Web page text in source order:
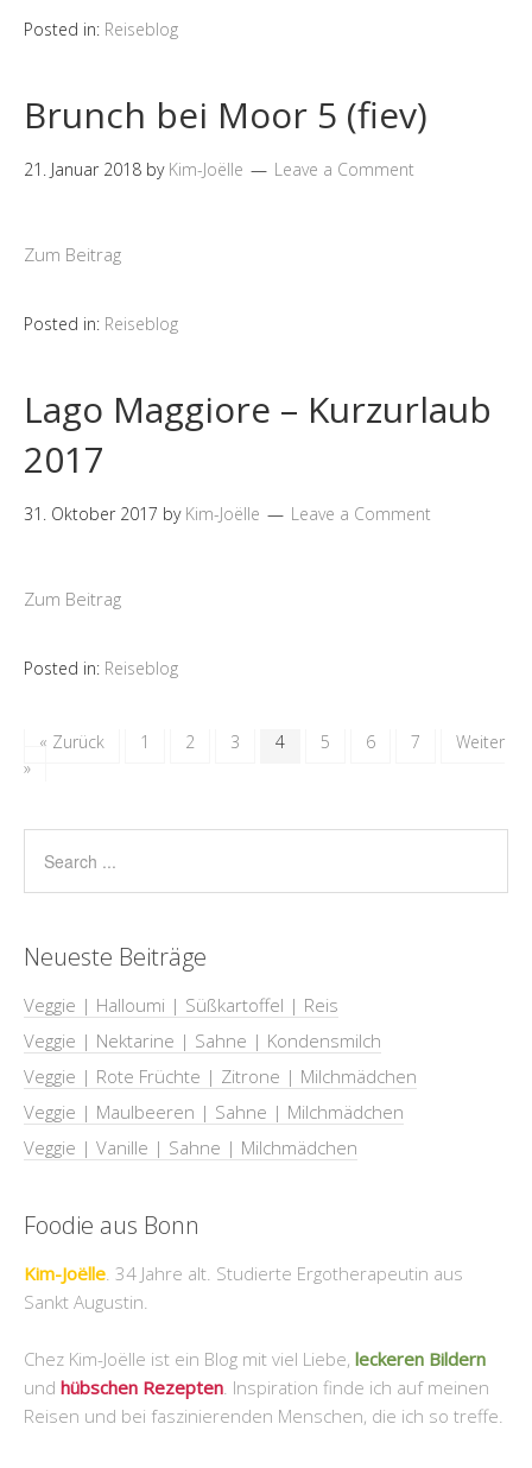
Posted in: Reiseblog
Brunch bei Moor 5 (fiev)
21. Januar 2018 by Kim-Joëlle Leave a Comment
Zum Beitrag
Posted in: Reiseblog
Lago Maggiore – Kurzurlaub
2017
31. Oktober 2017 by Kim-Joëlle Leave a Comment
Zum Beitrag
Posted in: Reiseblog
« Zurück 1 2 3 4 5 6 7
Weiter
»
Neueste Beiträge
Veggie | Halloumi | Süßkartoffel | Reis
Veggie | Nektarine | Sahne | Kondensmilch
Veggie | Rote Früchte | Zitrone | Milchmädchen
Veggie | Maulbeeren | Sahne | Milchmädchen
Veggie | Vanille | Sahne | Milchmädchen
Foodie aus Bonn
Kim-Joëlle. 34 Jahre alt. Studierte Ergotherapeutin aus
Sankt Augustin.
Chez Kim-Joëlle ist ein Blog mit viel Liebe, leckeren Bildern
und hübschen Rezepten. Inspiration finde ich auf meinen
Reisen und bei faszinierenden Menschen, die ich so treffe.